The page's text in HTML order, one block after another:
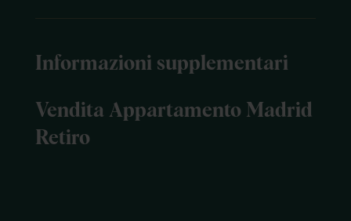
Informazioni supplementari
Vendita Appartamento Madrid
Retiro